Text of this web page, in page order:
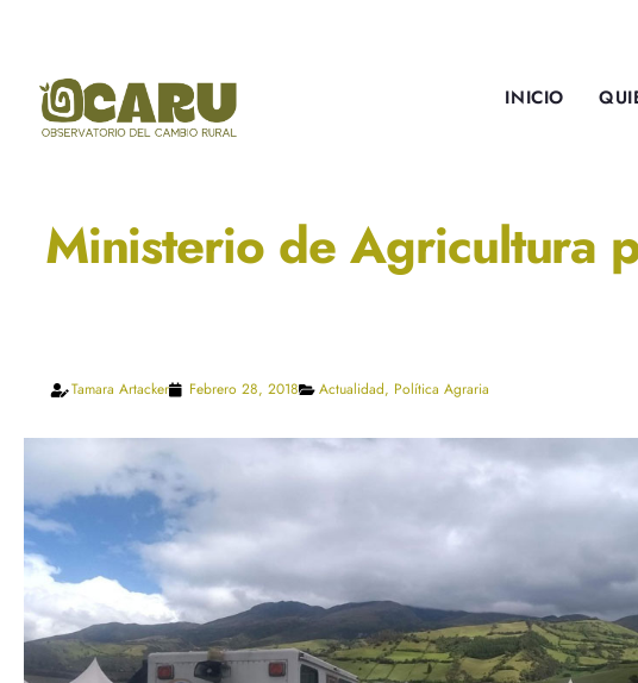
INICIO
Ministerio de Agricultura
Tamara Artacker Febrero 28, 2018 Actualidad, Política Agraria